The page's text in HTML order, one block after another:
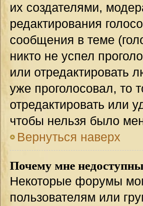
их создателями,
редактирования
сообщения в теме
никто не успел
или отредактировать
уже проголосовал, то
отредактировать или
чтобы нельзя было
Вернуться наверх
Почему мне
Некоторые форумы
пользователям или